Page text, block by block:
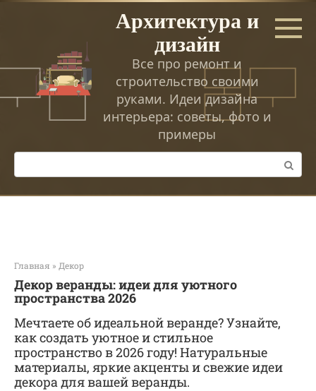
Перейти
Архитектура и
дизайн
Все про ремонт и
строительство своими
руками. Идеи дизайна
интерьера: советы, фото и
примеры
Поиск:
Главная » Декор
Декор веранды: идеи для уютного
пространства 2026
Мечтаете об идеальной веранде? Узнайте,
как создать уютное и стильное
пространство в 2026 году! Натуральные
материалы, яркие акценты и свежие идеи
декора для вашей веранды.